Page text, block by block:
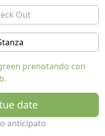
sulla punta estrema
Village il punto di
isole Egadi, la
degli amanti del
Selinunte.prenotando con
date
anticipato